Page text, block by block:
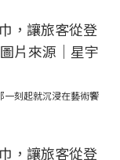
一刻起就沉浸在藝術饗